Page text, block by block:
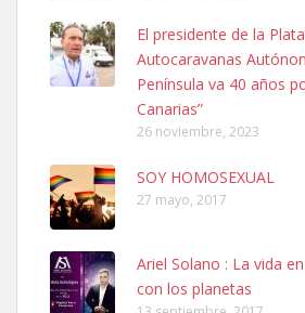
SHIBA PERDIDO AVDA JOSE MESA Y
PERRO MACHO RAZA SHIBA CON
06/07/2025 ZONA MESA Y LOPEZ. ES MUY
Leales.org » Gran Canaria
6.7.2025
Ninfa perdida
El día 5 se los perdió una ninfa papillera,
El presidente de la
Autocaravanas
Península va 40 años
Canarias”
26 noviembre, 2023
SOY HOMOSEXUAL
27 mayo, 2017
Ariel Solano : La vida
con los planetas